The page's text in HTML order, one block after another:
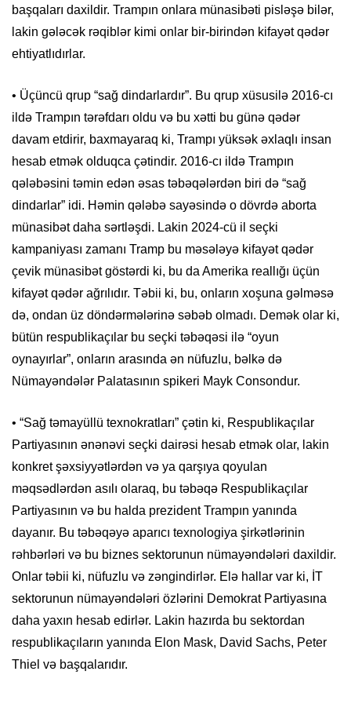
başqaları daxildir. Trampın onlara münasibəti pisləşə bilər,
lakin gələcək rəqiblər kimi onlar bir-birindən kifayət qədər
ehtiyatlıdırlar.
• Üçüncü qrup “sağ dindarlardır”. Bu qrup xüsusilə 2016-cı
ildə Trampın tərəfdarı oldu və bu xətti bu günə qədər
davam etdirir, baxmayaraq ki, Trampı yüksək əxlaqlı insan
hesab etmək olduqca çətindir. 2016-cı ildə Trampın
qələbəsini təmin edən əsas təbəqələrdən biri də “sağ
dindarlar” idi. Həmin qələbə sayəsində o dövrdə aborta
münasibət daha sərtləşdi. Lakin 2024-cü il seçki
kampaniyası zamanı Tramp bu məsələyə kifayət qədər
çevik münasibət göstərdi ki, bu da Amerika reallığı üçün
kifayət qədər ağrılıdır. Təbii ki, bu, onların xoşuna gəlməsə
də, ondan üz döndərmələrinə səbəb olmadı. Demək olar ki,
bütün respublikaçılar bu seçki təbəqəsi ilə “oyun
oynayırlar”, onların arasında ən nüfuzlu, bəlkə də
Nümayəndələr Palatasının spikeri Mayk Consondur.
• “Sağ təmayüllü texnokratları” çətin ki, Respublikaçılar
Partiyasının ənənəvi seçki dairəsi hesab etmək olar, lakin
konkret şəxsiyyətlərdən və ya qarşıya qoyulan
məqsədlərdən asılı olaraq, bu təbəqə Respublikaçılar
Partiyasının və bu halda prezident Trampın yanında
dayanır. Bu təbəqəyə aparıcı texnologiya şirkətlərinin
rəhbərləri və bu biznes sektorunun nümayəndələri daxildir.
Onlar təbii ki, nüfuzlu və zəngindirlər. Elə hallar var ki, İT
sektorunun nümayəndələri özlərini Demokrat Partiyasına
daha yaxın hesab edirlər. Lakin hazırda bu sektordan
respublikaçıların yanında Elon Mask, David Sachs, Peter
Thiel və başqalarıdır.